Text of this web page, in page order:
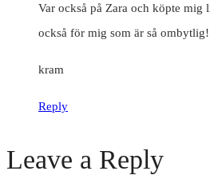
Var också på Zara och köpte mig
också för mig som är så ombytlig!
kram
Reply
Leave a Reply